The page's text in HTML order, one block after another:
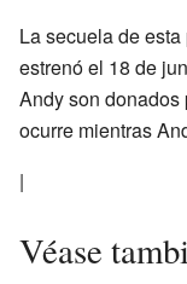
La secuela de
estrenó el 18 de
Andy son donados
ocurre mientras
|
Véase